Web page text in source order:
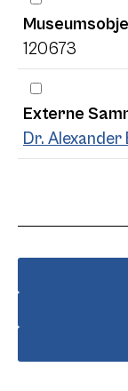
120673
Externe
Dr. Alexander